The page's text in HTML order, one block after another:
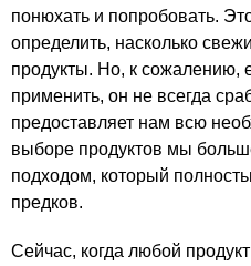
понюхать и попробовать.
определить, насколько
продукты. Но, к сожалению,
применить, он не всегда
предоставляет нам всю
выборе продуктов мы
подходом, который
предков.
Сейчас, когда любой